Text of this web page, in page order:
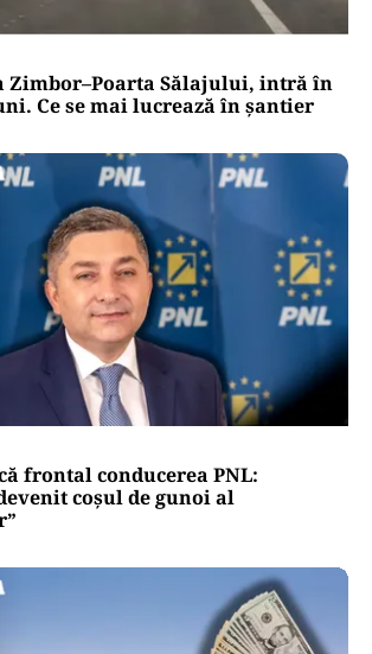
Zimbor–Poarta Sălajului, intră în
Ce se mai lucrează în șantier
frontal conducerea PNL:
coșul de gunoi al